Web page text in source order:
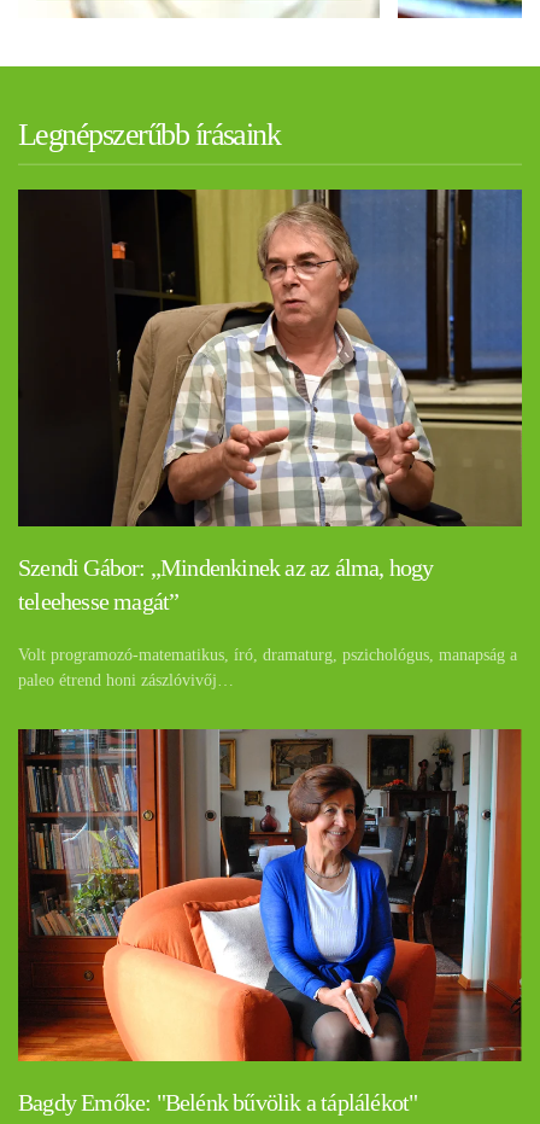
Legnépszerűbb írásaink
Szendi Gábor: „Mindenkinek az az álma, hogy
teleehesse magát”
Volt programozó-matematikus, író, dramaturg, pszichológus, manapság a
paleo étrend honi zászlóvivőj…
Bagdy Emőke: "Belénk bűvölik a táplálékot"